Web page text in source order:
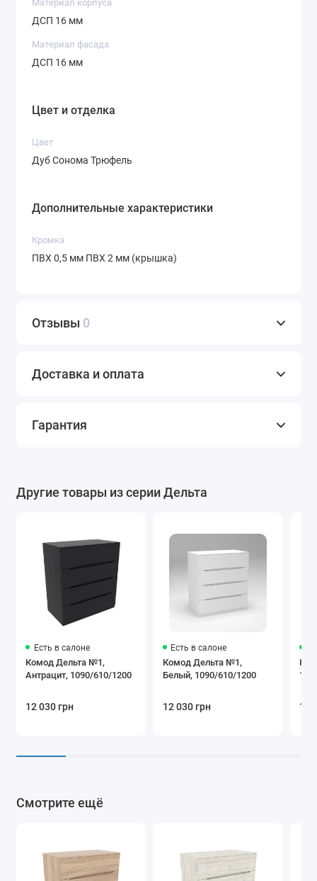
Материал корпуса
ДСП 16 мм
Материал фасада
ДСП 16 мм
Цвет и отделка
Цвет
Дуб Сонома Трюфель
Дополнительные характеристики
Кромка
ПВХ 0,5 мм ПВХ 2 мм (крышка)
Отзывы 0
Доставка и оплата
Гарантия
Другие товары из серии Дельта
Есть в салоне
Комод Дельта №1,
Антрацит, 1090/610/1200
12 030 грн
Есть в салоне
Комод Дельта №1,
Белый, 1090/610/1200
12 030 грн 12
Смотрите ещё